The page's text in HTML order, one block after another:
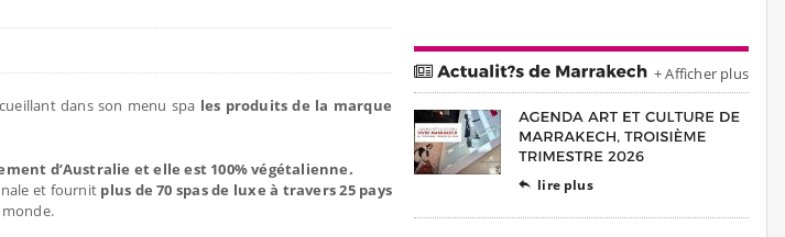
dans son menu spa les produits de la marque
d’Australie et elle est 100% végétalienne.
et fournit plus de 70 spas de luxe à travers 25 pays
monde.
+ Afficher plus
 lire plus